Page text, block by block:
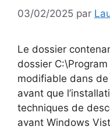
03/02/2025 par
Le dossier
dossier
modifiable dans
avant que
techniques de
avant Windows